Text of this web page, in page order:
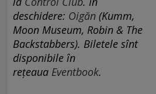
deschidere: Oigăn (Kumm,
Moon Museum, Robin & The
Backstabbers). Biletele sînt
disponibile în
rețeaua Eventbook.